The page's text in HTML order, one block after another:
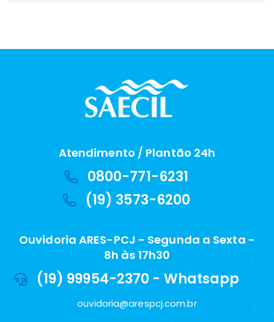
Atendimento / Plantão 24h
0800-771-6231
(19) 3573-6200
Ouvidoria ARES-PCJ - Segunda a Sexta -
8h às 17h30
(19) 99954-2370 - Whatsapp
ouvidoria@arespcj.com.br